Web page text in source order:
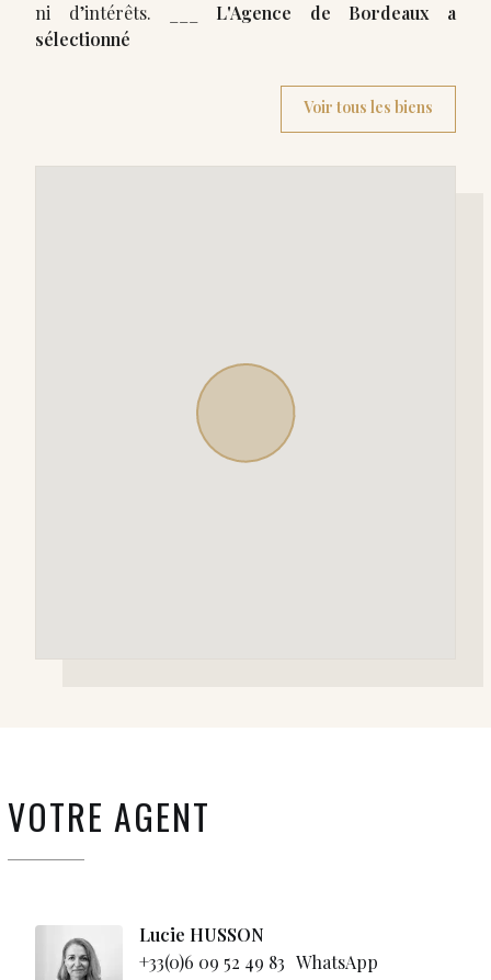
L'Agence de Bordeaux a
sélectionné
Voir tous les biens
VOTRE AGENT
Lucie HUSSON
+33(0)6 09 52 49 83 WhatsApp